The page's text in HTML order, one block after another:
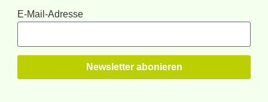
E-Mail-Adresse